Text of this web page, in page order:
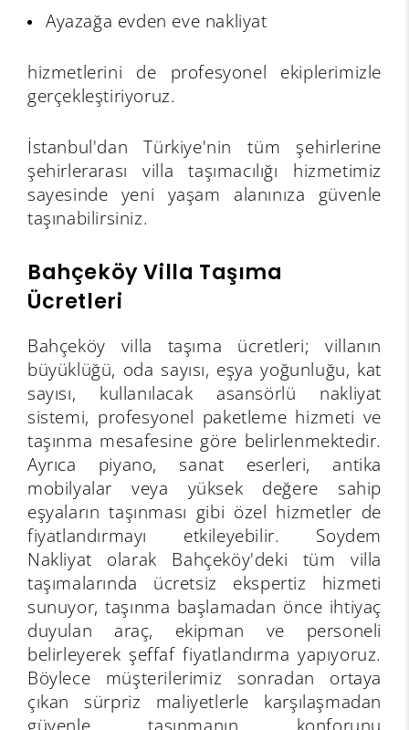
Ayazağa evden eve nakliyat
hizmetlerini de profesyonel ekiplerimizle
gerçekleştiriyoruz.
İstanbul'dan Türkiye'nin tüm şehirlerine
şehirlerarası villa taşımacılığı hizmetimiz
sayesinde yeni yaşam alanınıza güvenle
taşınabilirsiniz.
Bahçeköy Villa Taşıma
Ücretleri
Bahçeköy villa taşıma ücretleri; villanın
büyüklüğü, oda sayısı, eşya yoğunluğu, kat
sayısı, kullanılacak asansörlü nakliyat
sistemi, profesyonel paketleme hizmeti ve
taşınma mesafesine göre belirlenmektedir.
Ayrıca piyano, sanat eserleri, antika
mobilyalar veya yüksek değere sahip
eşyaların taşınması gibi özel hizmetler de
fiyatlandırmayı etkileyebilir. Soydem
Nakliyat olarak Bahçeköy'deki tüm villa
taşımalarında ücretsiz ekspertiz hizmeti
sunuyor, taşınma başlamadan önce ihtiyaç
duyulan araç, ekipman ve personeli
belirleyerek şeffaf fiyatlandırma yapıyoruz.
Böylece müşterilerimiz sonradan ortaya
çıkan sürpriz maliyetlerle karşılaşmadan
güvenle taşınmanın konforunu